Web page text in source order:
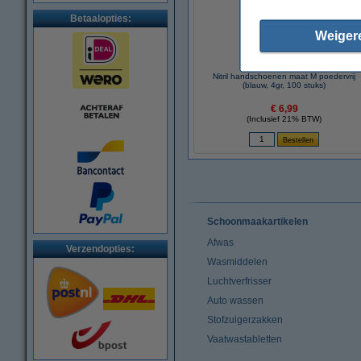
Betaalopties:
Verzendopties:
Nitril handschoenen maat M poedervrij
(blauw, 4gr, 100 stuks)
€ 6,99
(Inclusief 21% BTW)
Schoonmaakartikelen
Afwas
Wasmiddelen
Luchtverfrisser
Auto wassen
Stofzuigerzakken
Vaatwastabletten